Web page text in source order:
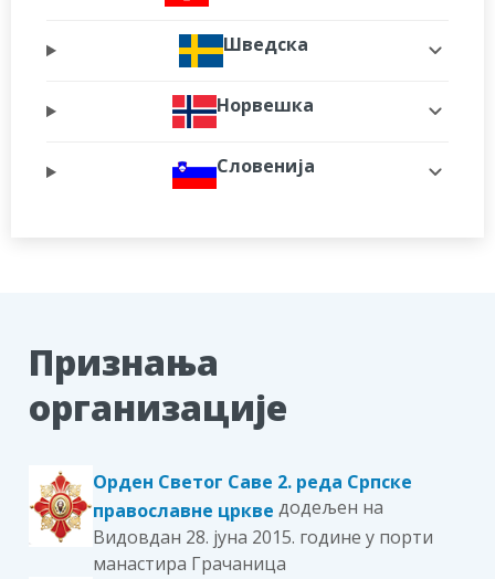
Шведска
Норвешка
Словенија
Признања
организације
Орден Светог Саве 2. реда Српске
православне цркве додељен на
Видовдан 28. јуна 2015. године у порти
манастира Грачаница